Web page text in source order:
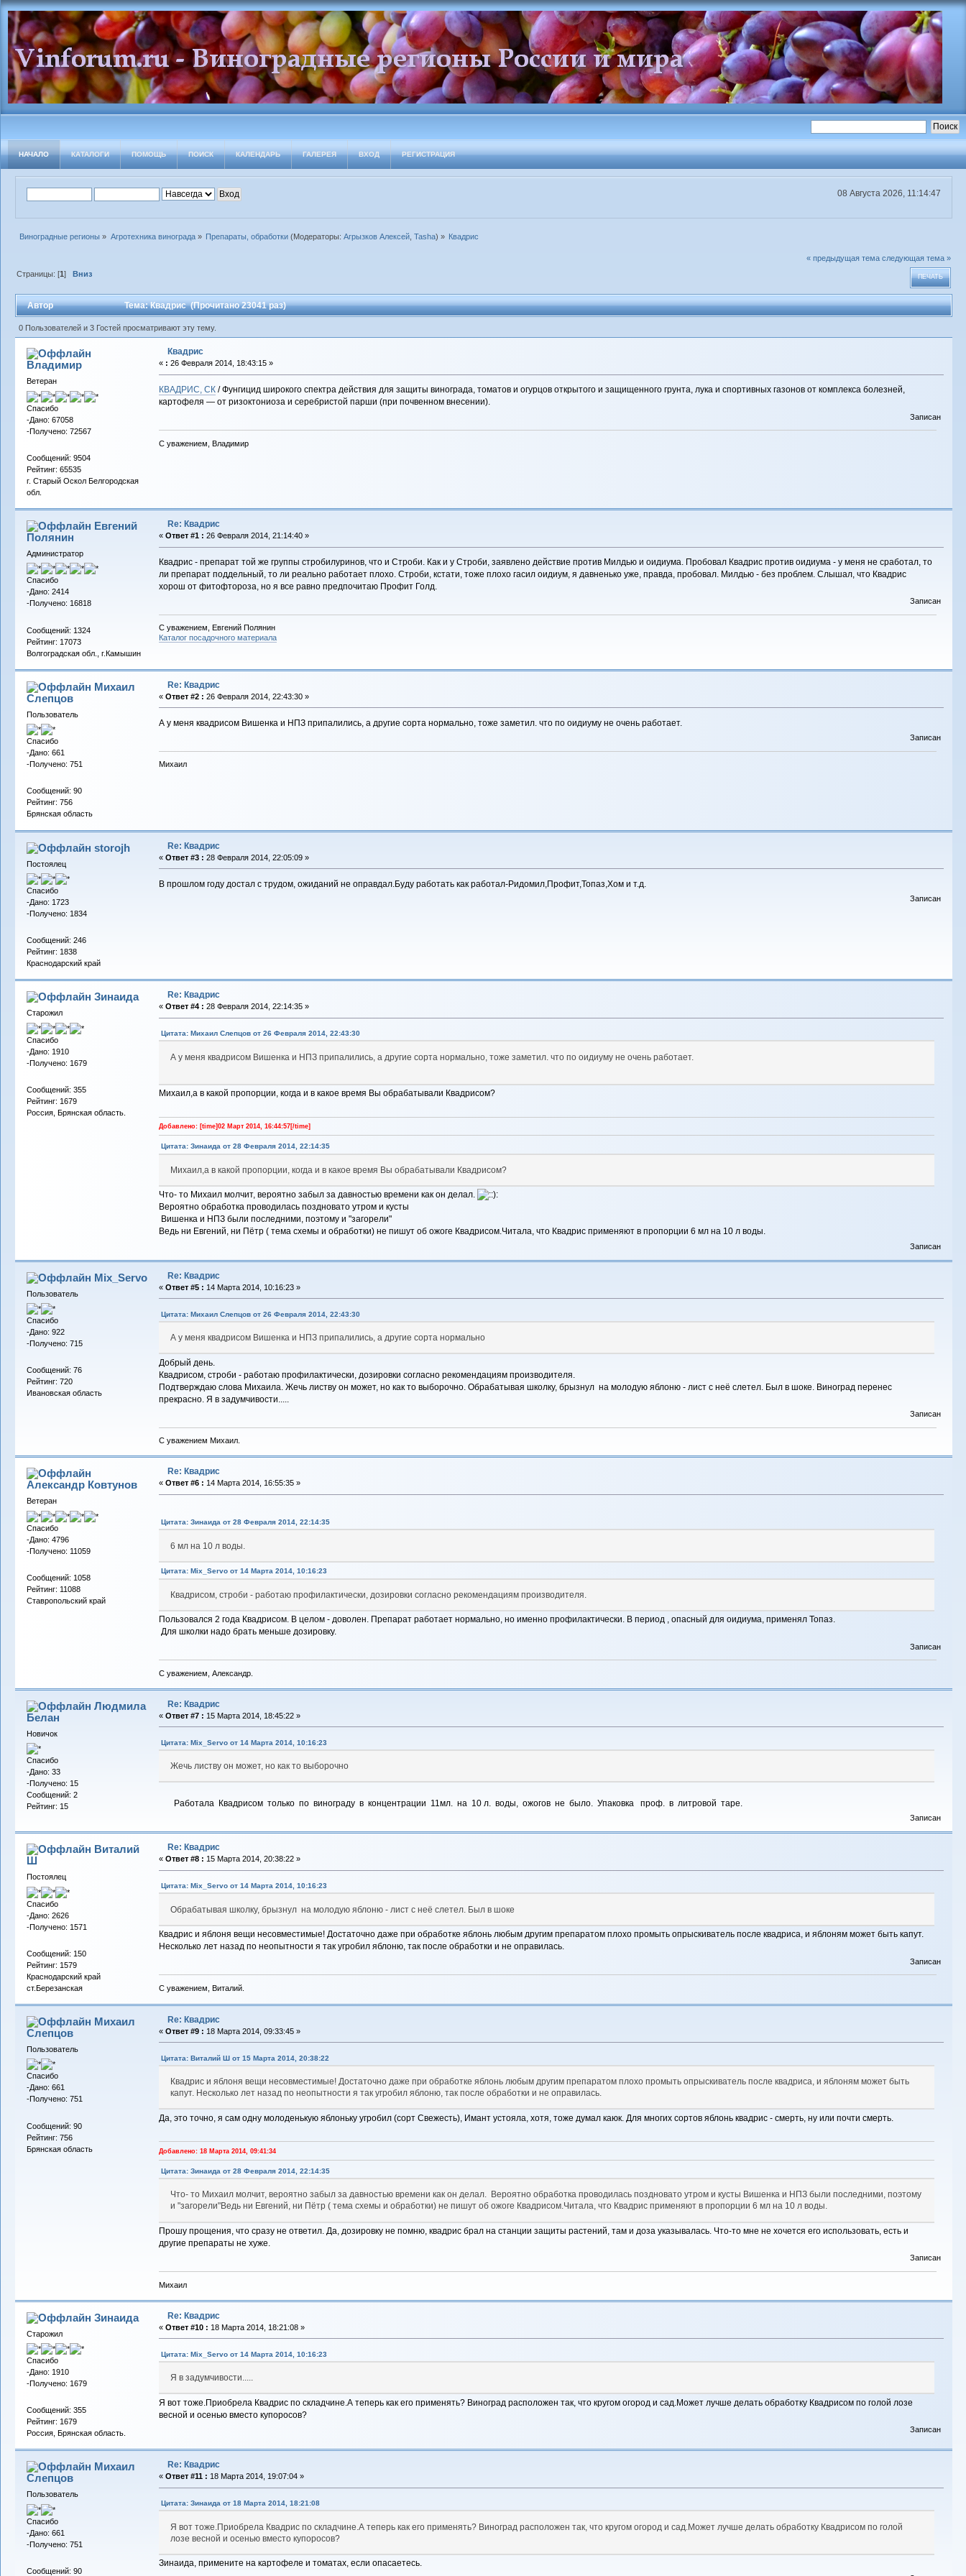
НАЧАЛО КАТАЛОГИ ПОМОЩЬ ПОИСК КАЛЕНДАРЬ ГАЛЕРЕЯ ВХОД РЕГИСТРАЦИЯ
08 Августа 2026, 11:14:47
Виноградные регионы » Агротехника винограда» Препараты, обработки(Модераторы: Агрызков Алексей, Tasha) » Квадрис
« предыдущая тема следующая тема »
ПЕЧАТЬ
Страницы: [1] Вниз
Автор Тема: Квадрис (Прочитано 23041 раз)
0 Пользователей и 3 Гостей просматривают эту тему.
Владимиp
Ветеран
Спасибо
-Дано: 67058
-Получено: 72567
Сообщений: 9504
Рейтинг: 65535
г. Старый Оскол Белгородская
обл.
Квадрис
« : 26 Февраля 2014, 18:43:15 »
КВАДРИС, СК/ Фунгицид широкого спектра действия для защиты винограда, томатов и огурцов открытого и защищенного грунта, лука и спортивных газонов от комплекса болезней,
картофеля — от ризоктониоза и серебристой парши (при почвенном внесении).
Записан
С уважением, Владимир
Евгений
Полянин
Администратор
Спасибо
-Дано: 2414
-Получено: 16818
Сообщений: 1324
Рейтинг: 17073
Волгоградская обл., г.Камышин
Re: Квадрис
« Ответ #1 : 26 Февраля 2014, 21:14:40 »
Квадрис - препарат той же группы стробилуринов, что и Строби. Как и у Строби, заявлено действие против Милдью и оидиума. Пробовал Квадрис против оидиума - у меня не сработал, то
ли препарат поддельный, то ли реально работает плохо. Строби, кстати, тоже плохо гасил оидиум, я давненько уже, правда, пробовал. Милдью - без проблем. Слышал, что Квадрис
хорош от фитофтороза, но я все равно предпочитаю Профит Голд.
Записан
С уважением, Евгений Полянин
Каталог посадочного материала
Михаил
Слепцов
Пользователь
Спасибо
-Дано: 661
-Получено: 751
Сообщений: 90
Рейтинг: 756
Брянская область
Re: Квадрис
« Ответ #2 : 26 Февраля 2014, 22:43:30 »
А у меня квадрисом Вишенка и НПЗ припалились, а другие сорта нормально, тоже заметил. что по оидиуму не очень работает.
Записан
Михаил
storojh
Постоялец
Спасибо
-Дано: 1723
-Получено: 1834
Сообщений: 246
Рейтинг: 1838
Краснодарский край
Re: Квадрис
« Ответ #3 : 28 Февраля 2014, 22:05:09 »
В прошлом году достал с трудом, ожиданий не оправдал.Буду работать как работал-Ридомил,Профит,Топаз,Хом и т.д.
Записан
Зинаида
Старожил
Спасибо
-Дано: 1910
-Получено: 1679
Сообщений: 355
Рейтинг: 1679
Россия, Брянская область.
Re: Квадрис
« Ответ #4 : 28 Февраля 2014, 22:14:35 »
Цитата: Михаил Слепцов от 26 Февраля 2014, 22:43:30
А у меня квадрисом Вишенка и НПЗ припалились, а другие сорта нормально, тоже заметил. что по оидиуму не очень работает.
Михаил,а в какой пропорции, когда и в какое время Вы обрабатывали Квадрисом?
Добавлено: [time]02 Март 2014, 16:44:57[/time]
Цитата: Зинаида от 28 Февраля 2014, 22:14:35
Михаил,а в какой пропорции, когда и в какое время Вы обрабатывали Квадрисом?
Что- то Михаил молчит, вероятно забыл за давностью времени как он делал.
Вероятно обработка проводилась поздновато утром и кусты
Вишенка и НПЗ были последними, поэтому и "загорели"
Ведь ни Евгений, ни Пётр ( тема схемы и обработки) не пишут об ожоге Квадрисом.Читала, что Квадрис применяют в пропорции 6 мл на 10 л воды.
Записан
Mix_Servo
Пользователь
Спасибо
-Дано: 922
-Получено: 715
Сообщений: 76
Рейтинг: 720
Ивановская область
Re: Квадрис
« Ответ #5 : 14 Марта 2014, 10:16:23 »
Цитата: Михаил Слепцов от 26 Февраля 2014, 22:43:30
А у меня квадрисом Вишенка и НПЗ припалились, а другие сорта нормально
Добрый день.
Квадрисом, строби - работаю профилактически, дозировки согласно рекомендациям производителя.
Подтверждаю слова Михаила. Жечь листву он может, но как то выборочно. Обрабатывая школку, брызнул на молодую яблоню - лист с неё слетел. Был в шоке. Виноград перенес
прекрасно. Я в задумчивости.....
Записан
С уважением Михаил.
Александр Ковтунов
Ветеран
Спасибо
-Дано: 4796
-Получено: 11059
Сообщений: 1058
Рейтинг: 11088
Ставропольский край
Re: Квадрис
« Ответ #6 : 14 Марта 2014, 16:55:35 »
Цитата: Зинаида от 28 Февраля 2014, 22:14:35
6 мл на 10 л воды.
Цитата: Mix_Servo от 14 Марта 2014, 10:16:23
Квадрисом, строби - работаю профилактически, дозировки согласно рекомендациям производителя.
Пользовался 2 года Квадрисом. В целом - доволен. Препарат работает нормально, но именно профилактически. В период , опасный для оидиума, применял Топаз.
Для школки надо брать меньше дозировку.
Записан
С уважением, Александр.
Людмила
Белан
Новичок
Спасибо
-Дано: 33
-Получено: 15
Сообщений: 2
Рейтинг: 15
Re: Квадрис
« Ответ #7 : 15 Марта 2014, 18:45:22 »
Цитата: Mix_Servo от 14 Марта 2014, 10:16:23
Жечь листву он может, но как то выборочно
Работала Квадрисом только по винограду в концентрации 11мл. на 10 л. воды, ожогов не было. Упаковка проф. в литровой таре.
Записан
Виталий
Ш
Постоялец
Спасибо
-Дано: 2626
-Получено: 1571
Сообщений: 150
Рейтинг: 1579
Краснодарский край
ст.Березанская
Re: Квадрис
« Ответ #8 : 15 Марта 2014, 20:38:22 »
Цитата: Mix_Servo от 14 Марта 2014, 10:16:23
Обрабатывая школку, брызнул на молодую яблоню - лист с неё слетел. Был в шоке
Квадрис и яблоня вещи несовместимые! Достаточно даже при обработке яблонь любым другим препаратом плохо промыть опрыскиватель после квадриса, и яблоням может быть капут.
Несколько лет назад по неопытности я так угробил яблоню, так после обработки и не оправилась.
Записан
С уважением, Виталий.
Михаил
Слепцов
Пользователь
Спасибо
-Дано: 661
-Получено: 751
Сообщений: 90
Рейтинг: 756
Брянская область
Re: Квадрис
« Ответ #9 : 18 Марта 2014, 09:33:45 »
Цитата: Виталий Ш от 15 Марта 2014, 20:38:22
Квадрис и яблоня вещи несовместимые! Достаточно даже при обработке яблонь любым другим препаратом плохо промыть опрыскиватель после квадриса, и яблоням может быть
капут. Несколько лет назад по неопытности я так угробил яблоню, так после обработки и не оправилась.
Да, это точно, я сам одну молоденькую яблоньку угробил (сорт Свежесть), Имант устояла, хотя, тоже думал каюк. Для многих сортов яблонь квадрис - смерть, ну или почти смерть.
Добавлено: 18 Марта 2014, 09:41:34
Цитата: Зинаида от 28 Февраля 2014, 22:14:35
Что- то Михаил молчит, вероятно забыл за давностью времени как он делал. Вероятно обработка проводилась поздновато утром и кусты Вишенка и НПЗ были последними, поэтому
и "загорели"Ведь ни Евгений, ни Пётр ( тема схемы и обработки) не пишут об ожоге Квадрисом.Читала, что Квадрис применяют в пропорции 6 мл на 10 л воды.
Прошу прощения, что сразу не ответил. Да, дозировку не помню, квадрис брал на станции защиты растений, там и доза указывалась. Что-то мне не хочется его использовать, есть и
другие препараты не хуже.
Записан
Михаил
Зинаида
Старожил
Спасибо
-Дано: 1910
-Получено: 1679
Сообщений: 355
Рейтинг: 1679
Россия, Брянская область.
Re: Квадрис
« Ответ #10 : 18 Марта 2014, 18:21:08 »
Цитата: Mix_Servo от 14 Марта 2014, 10:16:23
Я в задумчивости.....
Я вот тоже.Приобрела Квадрис по складчине.А теперь как его применять? Виноград расположен так, что кругом огород и сад.Может лучше делать обработку Квадрисом по голой лозе
весной и осенью вместо купоросов?
Записан
Михаил
Слепцов
Пользователь
Спасибо
-Дано: 661
-Получено: 751
Сообщений: 90
Re: Квадрис
« Ответ #11 : 18 Марта 2014, 19:07:04 »
Цитата: Зинаида от 18 Марта 2014, 18:21:08
Я вот тоже.Приобрела Квадрис по складчине.А теперь как его применять? Виноград расположен так, что кругом огород и сад.Может лучше делать обработку Квадрисом по голой
лозе весной и осенью вместо купоросов?
Зинаида, примените на картофеле и томатах, если опасаетесь.